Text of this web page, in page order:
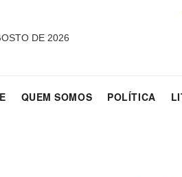
DE 2026
QUEM SOMOS POLÍTICA